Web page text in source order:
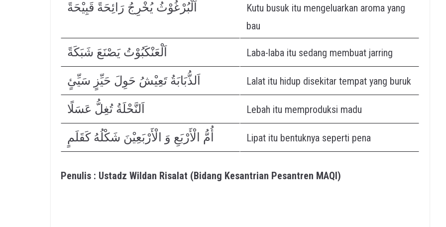
اَلْبُرْغُوْثُ يُخْرِجُ رَائِحَةً قَبِيْحَةً
Kutu busuk itu mengeluarkan aroma yang
bau
اَلْعَنْكَبُوْتُ يَصْنَعَ شَبَكَةً Laba-laba itu sedang membuat jarring
اَلذُّبَابَةُ تَعِيْشُ حَوِلَ حَيِّزٍ سَيِّئٍ Lalat itu hidup disekitar tempat yang buruk
اَلنَّحْلَةُ تُغِلُّ عَسَلًا Lebah itu memproduksi madu
أُمُّ الْأَرْبَعِ وَ الْأَرْبَعِيْنَ شَكْلُهُ كَقَلَمٍ Lipat itu bentuknya seperti pena
Penulis : Ustadz Wildan Risalat (Bidang Kesantrian Pesantren MAQI)